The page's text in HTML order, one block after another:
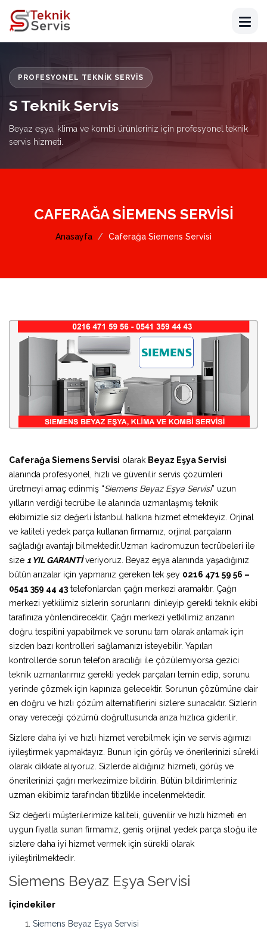
PROFESYONEL TEKNIK SERVIS
S Teknik Servis
Beyaz eşya, klima ve kombi ürünleriniz için profesyonel teknik
servis hizmeti.
CAFERAĞA SIEMENS SERVISI
Anasayfa Caferağa Siemens Servisi
Caferağa Siemens Servisi olarak Beyaz Eşya Servisi
alanında profesyonel, hızlı ve güvenilir servis çözümleri
üretmeyi amaç edinmiş “Siemens Beyaz Eşya Servisi” uzun
yılların verdiği tecrübe ile alanında uzmanlaşmış teknik
ekibimizle siz değerli İstanbul halkına hizmet etmekteyiz. Orjinal
ve kaliteli yedek parça kullanan firmamız, orjinal parçaların
sağladığı avantajı bilmektedir.Uzman kadromuzun tecrübeleri ile
size 1 YIL GARANTİveriyoruz. Beyaz eşya alanında yaşadığınız
bütün arızalar için yapmanız gereken tek şey 0216 471 59 56 –
0541 359 44 43 telefonlardan çağrı merkezi aramaktır. Çağrı
merkezi yetkilimiz sizlerin sorunlarını dinleyip gerekli teknik ekibi
tarafınıza yönlendirecektir. Çağrı merkezi yetkilimiz arızanın
doğru tespitini yapabilmek ve sorunu tam olarak anlamak için
sizden bazı kontrolleri sağlamanızı isteyebilir. Yapılan
kontrollerde sorun telefon aracılığı ile çözülemiyorsa gezici
teknik uzmanlarımız gerekli yedek parçaları temin edip, sorunu
yerinde çözmek için kapınıza gelecektir. Sorunun çözümüne dair
en doğru ve hızlı çözüm alternatiflerini sizlere sunacaktır. Sizlerin
onay vereceği çözümü doğrultusunda arıza hızlıca giderilir.
Sizlere daha iyi ve hızlı hizmet verebilmek için ve servis ağımızı
iyileştirmek yapmaktayız. Bunun için görüş ve önerilerinizi sürekli
olarak dikkate alıyoruz. Sizlerde aldığınız hizmeti, görüş ve
önerilerinizi çağrı merkezimize bildirin. Bütün bildirimleriniz
uzman ekibimiz tarafından titizlikle incelenmektedir.
Siz değerli müşterilerimize kaliteli, güvenilir ve hızlı hizmeti en
uygun fiyatla sunan firmamız, geniş orijinal yedek parça stoğu ile
sizlere daha iyi hizmet vermek için sürekli olarak
iyileştirilmektedir.
Siemens Beyaz Eşya Servisi
İçindekiler
Siemens Beyaz Eşya Servisi